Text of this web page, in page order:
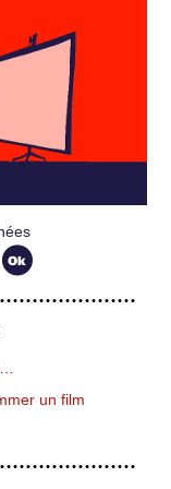
un film